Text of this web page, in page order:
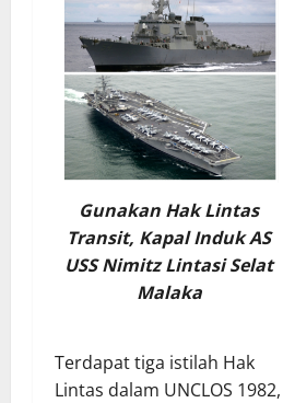
Gunakan Hak Lintas
Transit, Kapal Induk AS
USS Nimitz Lintasi Selat
Malaka
Terdapat tiga istilah Hak
Lintas dalam UNCLOS 1982,